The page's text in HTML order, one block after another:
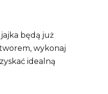
będą już
wykonaj
idealną